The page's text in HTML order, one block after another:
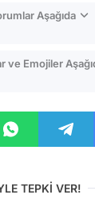
Aşağıda
ve Emojiler
TEPKİ VER!